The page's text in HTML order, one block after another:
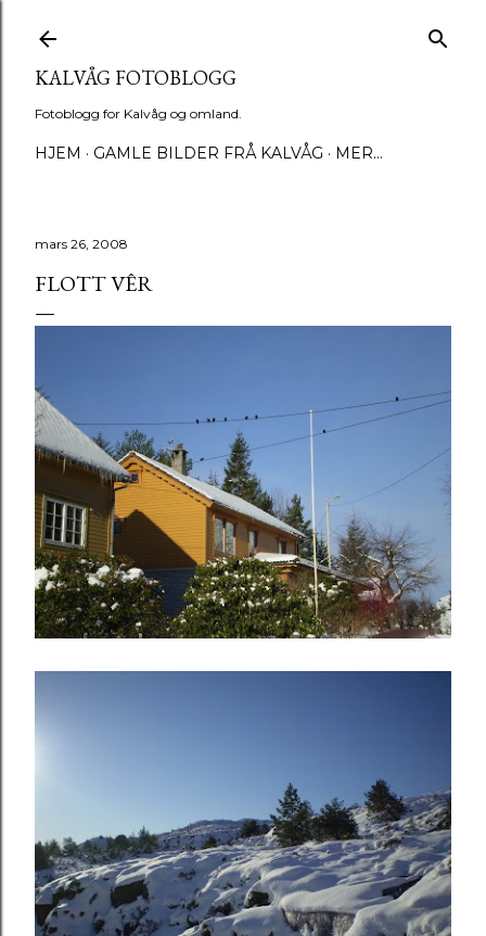
KALVÅG FOTOBLOGG
Fotoblogg for Kalvåg og omland.
HJEM GAMLE BILDER FRÅ KALVÅG MER…
mars 26, 2008
FLOTT VÊR